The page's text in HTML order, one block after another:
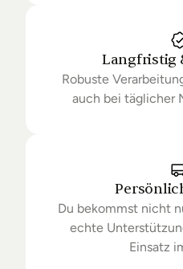
Langfristig
Robuste
auch bei täglicher
Du bekommst nicht
echte
Einsatz